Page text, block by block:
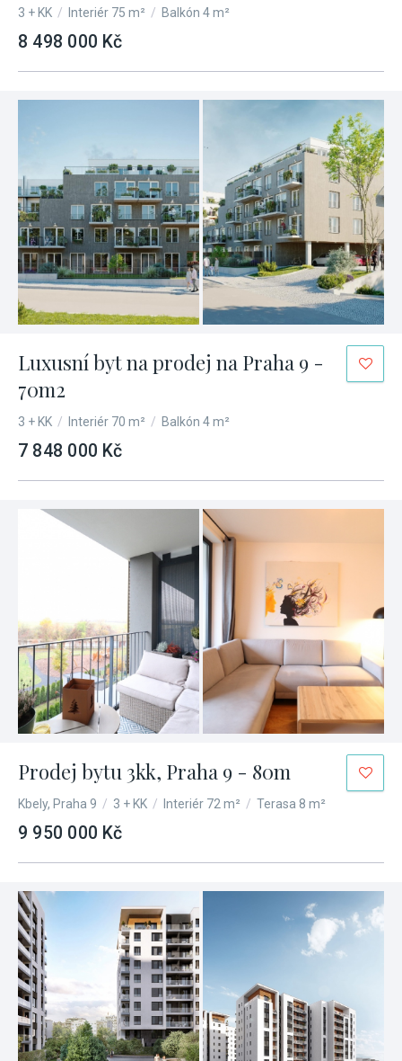
3 + KK / Interiér 75 m² / Balkón 4 m²
8 498 000 Kč
Luxusní byt na prodej na Praha 9 -
70m2
3 + KK / Interiér 70 m² / Balkón 4 m²
7 848 000 Kč
Prodej bytu 3kk, Praha 9 - 80m
Kbely, Praha 9 / 3 + KK / Interiér 72 m² / Terasa 8 m²
9 950 000 Kč